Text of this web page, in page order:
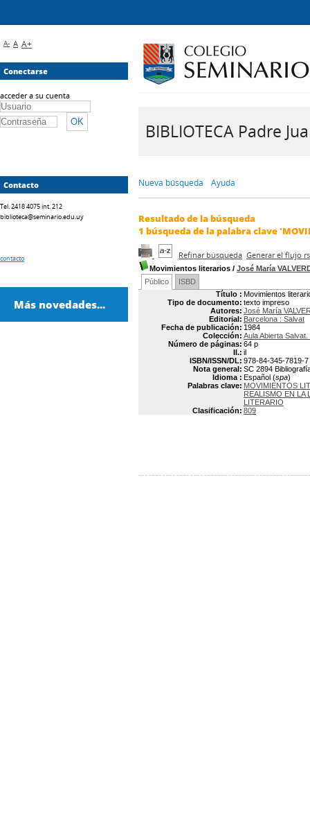
BIBLIOTECA Padre
Nueva búsqueda Ayuda
Resultado de la búsqueda
1 búsqueda de la palabra clave
Refinar búsqueda Generar el flujo
Movimientos literarios / José María
Público
ISBD
Título : Movimientos
Tipo de documento: texto impreso
Autores: José María
Editorial: Barcelona : Salvat
Fecha de publicación: 1984
Colección: Aula Abierta
Número de páginas: 64 p
Il.: il
ISBN/ISSN/DL: 978-84-345-7819-7
Nota general: SC 2894
Idioma : Español (spa)
Palabras clave: MOVIMIENTOS
REALISMO EN LA
LITERARIO
Clasificación: 809
A- A A+
Conectarse
acceder a su cuenta
Contacto
Tel. 2418 4075 int. 212
biblioteca@seminario.edu.uy
contacto
Más novedades...